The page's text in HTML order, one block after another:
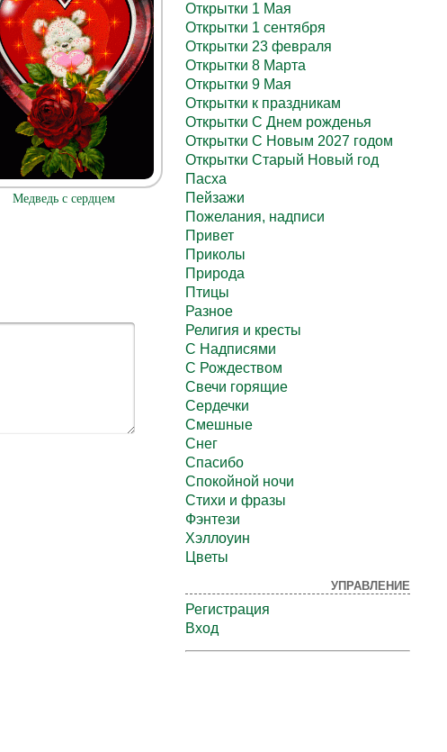
Медведь с сердцем
Открытки 1 Мая
Открытки 1 сентября
Открытки 23 февраля
Открытки 8 Марта
Открытки 9 Мая
Открытки к праздникам
Открытки С Днем рожденья
Открытки С Новым 2027 годом
Открытки Старый Новый год
Пасха
Пейзажи
Пожелания, надписи
Привет
Приколы
Природа
Птицы
Разное
Религия и кресты
С Надписями
С Рождеством
Свечи горящие
Сердечки
Смешные
Снег
Спасибо
Спокойной ночи
Стихи и фразы
Фэнтези
Хэллоуин
Цветы
УПРАВЛЕНИЕ
Регистрация
Вход